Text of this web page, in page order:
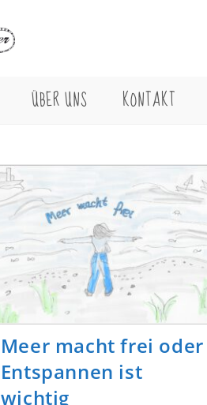
ÜBER UNS KONTAKT
Meer macht frei oder
Entspannen ist
wichtig